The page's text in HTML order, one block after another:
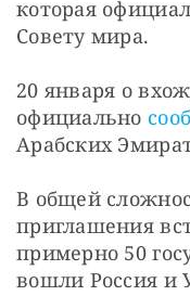
которая
Совету мира.
20 января о
официально
Арабских
В общей
приглашения
примерно 50
вошли Россия и